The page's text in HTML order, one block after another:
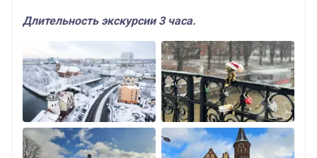
Длительность экскурсии 3 часа.